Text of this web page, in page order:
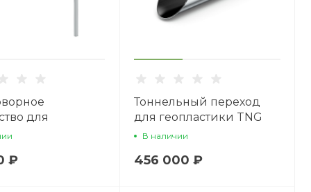
для
PYNG 002-
₽
Тоннельный переход
для геопластики TNG
3000.800
В наличии
456 000 ₽